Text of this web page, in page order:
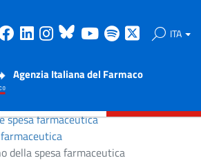
Facebook
Linkedin
Instagram
Bluesky
Youtube
Spotify ITA
Agenzia Italiana del Farmaco
spesa farmaceutica
della spesa farmaceutica